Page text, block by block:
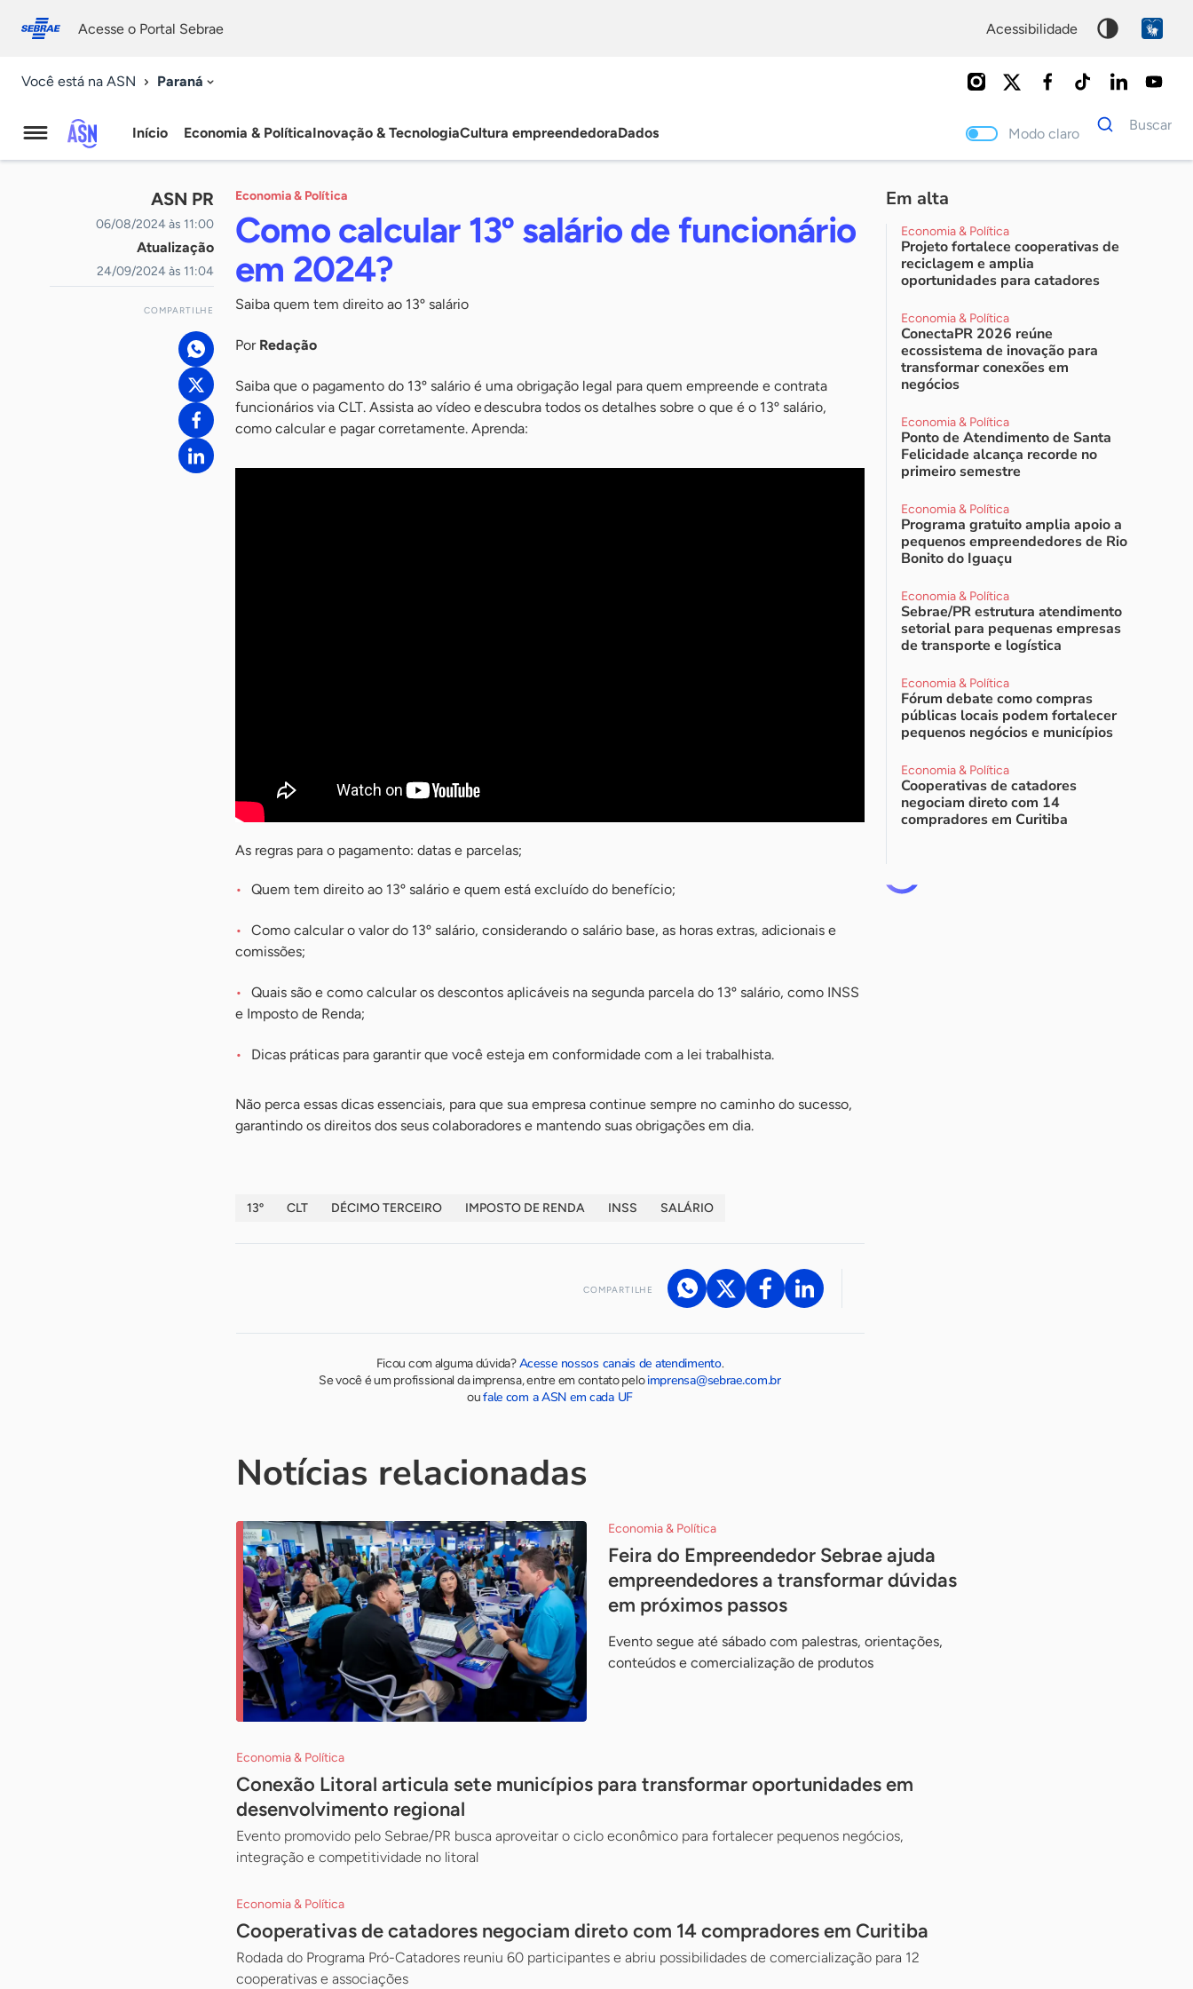
conosco
Acesse o Portal Sebrae acessibilidade
Você está na ASN Paraná
Agência
Sebrae
de
Notícias
Início Economia & PolíticaInovação & TecnologiaCultura empreendedoraDados Modo claro
Dados
para
Buscar
ASN PR
06/08/2024 às 11:00
Atualização
24/09/2024 às 11:04
COMPARTILHE
Economia & Política
Como calcular 13º salário de funcionário
em 2024?
Saiba quem tem direito ao 13º salário
Por Redação
Saiba que o pagamento do 13º salário é uma obrigação legal para quem empreende e contrata
funcionários via CLT. Assista ao vídeo e descubra todos os detalhes sobre o que é o 13º salário,
como calcular e pagar corretamente. Aprenda:
As regras para o pagamento: datas e parcelas;
Quem tem direito ao 13º salário e quem está excluído do benefício;
Como calcular o valor do 13º salário, considerando o salário base, as horas extras, adicionais e
comissões;
Quais são e como calcular os descontos aplicáveis na segunda parcela do 13º salário, como INSS
e Imposto de Renda;
Dicas práticas para garantir que você esteja em conformidade com a lei trabalhista.
Não perca essas dicas essenciais, para que sua empresa continue sempre no caminho do sucesso,
garantindo os direitos dos seus colaboradores e mantendo suas obrigações em dia.
13º CLT DÉCIMO TERCEIRO IMPOSTO DE RENDA INSS SALÁRIO
COMPARTILHE
Ficou com alguma dúvida?Acesse nossos canais de atendimento.
Se você é um profissional da imprensa, entre em contato peloimprensa@sebrae.com.br
oufale com a ASN em cada UF
Em alta
Economia & Política
Projeto fortalece cooperativas de
reciclagem e amplia
oportunidades para catadores
Economia & Política
ConectaPR 2026 reúne
ecossistema de inovação para
transformar conexões em
negócios
Economia & Política
Ponto de Atendimento de Santa
Felicidade alcança recorde no
primeiro semestre
Economia & Política
Programa gratuito amplia apoio a
pequenos empreendedores de Rio
Bonito do Iguaçu
Economia & Política
Sebrae/PR estrutura atendimento
setorial para pequenas empresas
de transporte e logística
Economia & Política
Fórum debate como compras
públicas locais podem fortalecer
pequenos negócios e municípios
Economia & Política
Cooperativas de catadores
negociam direto com 14
compradores em Curitiba
Notícias relacionadas
Economia & Política
Feira do Empreendedor Sebrae ajuda
empreendedores a transformar dúvidas
em próximos passos
Evento segue até sábado com palestras, orientações,
conteúdos e comercialização de produtos
Economia & Política
Conexão Litoral articula sete municípios para transformar oportunidades em
desenvolvimento regional
Evento promovido pelo Sebrae/PR busca aproveitar o ciclo econômico para fortalecer pequenos negócios,
integração e competitividade no litoral
Economia & Política
Cooperativas de catadores negociam direto com 14 compradores em Curitiba
Rodada do Programa Pró-Catadores reuniu 60 participantes e abriu possibilidades de comercialização para 12
cooperativas e associações